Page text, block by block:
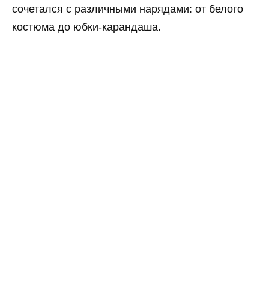
сочетался с различными нарядами: от белого
костюма до юбки-карандаша.